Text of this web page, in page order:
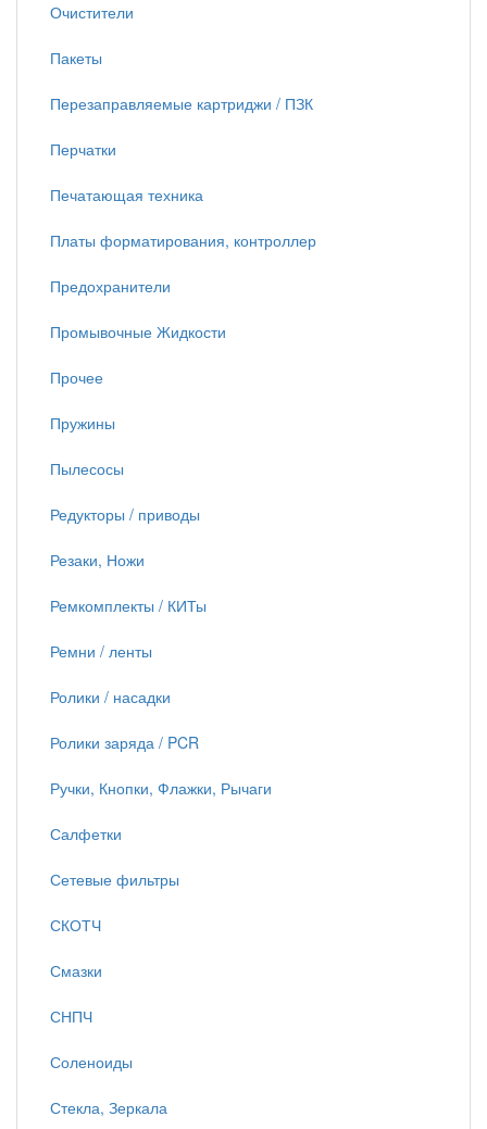
Очистители
Пакеты
Перезаправляемые картриджи / ПЗК
Перчатки
Печатающая техника
Платы форматирования, контроллер
Предохранители
Промывочные Жидкости
Прочее
Пружины
Пылесосы
Редукторы / приводы
Резаки, Ножи
Ремкомплекты / КИТы
Ремни / ленты
Ролики / насадки
Ролики заряда / PCR
Ручки, Кнопки, Флажки, Рычаги
Салфетки
Сетевые фильтры
СКОТЧ
Смазки
СНПЧ
Соленоиды
Стекла, Зеркала